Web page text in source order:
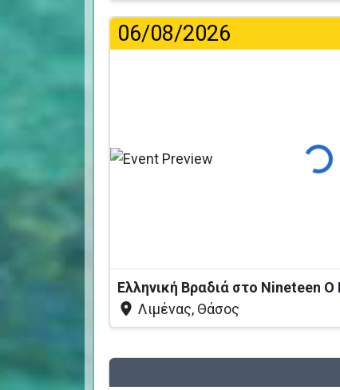
06/08/2026
Φόρτωση...
Ελληνική Βραδιά στο Nineteen O
Λιμένας, Θάσος